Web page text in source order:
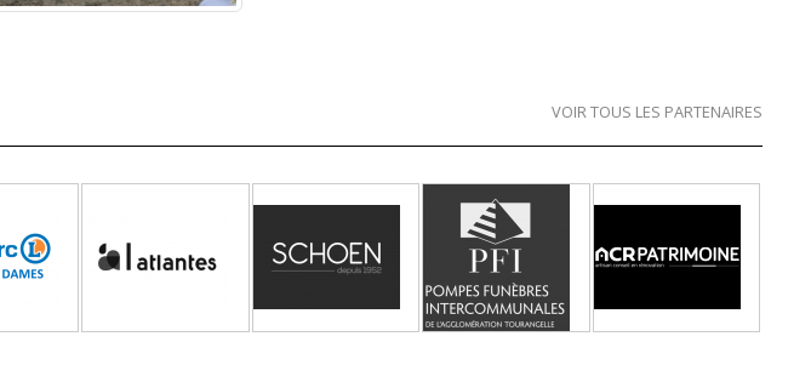
VOIR TOUS LES PARTENAIRES